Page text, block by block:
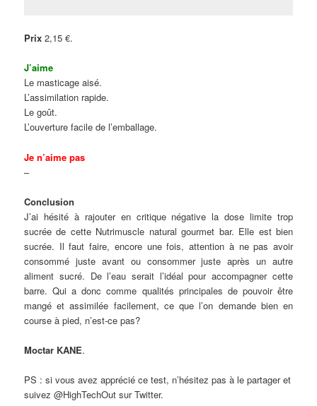
Prix 2,15 €.
J’aime
Le masticage aisé.
L’assimilation rapide.
Le goût.
L’ouverture facile de l’emballage.
Je n’aime pas
–
Conclusion
J’ai hésité à rajouter en critique négative la dose limite trop
sucrée de cette Nutrimuscle natural gourmet bar. Elle est bien
sucrée. Il faut faire, encore une fois, attention à ne pas avoir
consommé juste avant ou consommer juste après un autre
aliment sucré. De l’eau serait l’idéal pour accompagner cette
barre. Qui a donc comme qualités principales de pouvoir être
mangé et assimilée facilement, ce que l’on demande bien en
course à pied, n’est-ce pas?
Moctar KANE.
PS : si vous avez apprécié ce test, n’hésitez pas à le partager et
suivez @HighTechOut sur Twitter.